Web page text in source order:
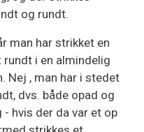
og rundt.
man har strikket en
rundt i en almindelig
Nej , man har i stedet
dvs. både opad og
- hvis der da var et op